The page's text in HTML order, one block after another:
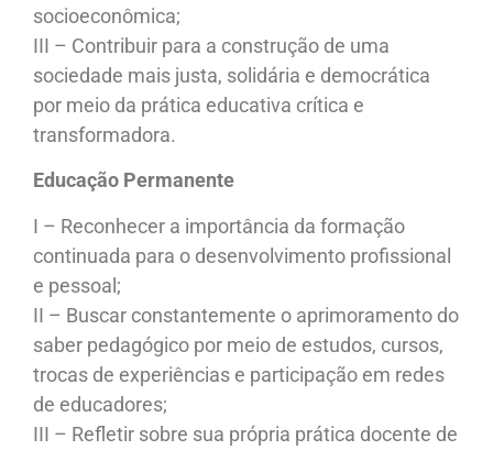
socioeconômica;
III – Contribuir para a construção de uma
sociedade mais justa, solidária e democrática
por meio da prática educativa crítica e
transformadora.
Educação Permanente
I – Reconhecer a importância da formação
continuada para o desenvolvimento profissional
e pessoal;
II – Buscar constantemente o aprimoramento do
saber pedagógico por meio de estudos, cursos,
trocas de experiências e participação em redes
de educadores;
III – Refletir sobre sua própria prática docente de